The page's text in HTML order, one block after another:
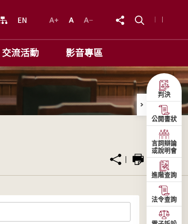
交流活動 影音專區
判決
公開書狀
言詞辯論
或說明會
進階查詢
法令查詢